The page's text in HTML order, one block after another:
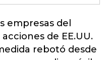
empresas del
de EE.UU.
rebotó desde